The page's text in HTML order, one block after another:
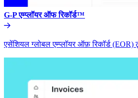
G-P एम्प्लॉयर ऑफ रिकॉर्ड™​​
एसेंशियल ग्लोबल एम्प्लॉयर ऑफ़ रिकॉर्ड (EOR)